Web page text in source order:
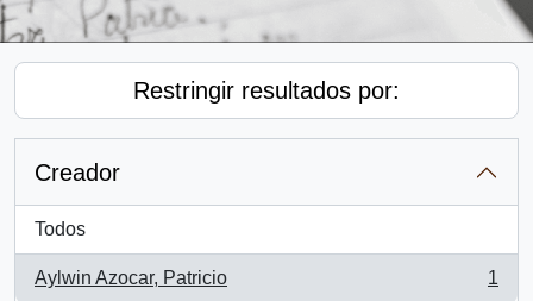
Restringir resultados por:
Creador
Todos
Aylwin Azocar, Patricio
, 1 resultados
1